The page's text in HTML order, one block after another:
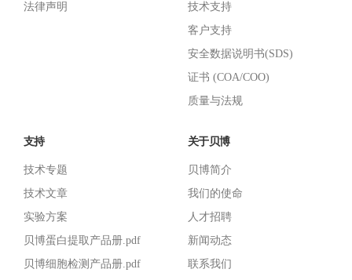
法律声明
技术支持
客户支持
安全数据说明书(SDS)
证书 (COA/COO)
质量与法规
支持
技术专题
技术文章
实验方案
贝博蛋白提取产品册.pdf
贝博细胞检测产品册.pdf
关于贝博
贝博简介
我们的使命
人才招聘
新闻动态
联系我们